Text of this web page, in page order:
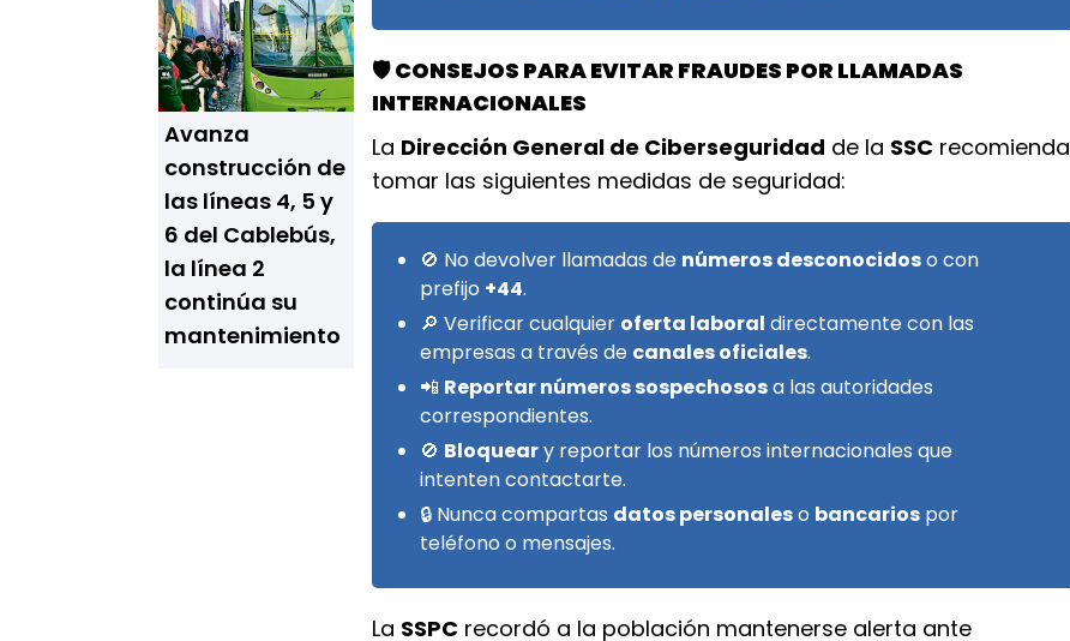
Avanza
construcción de
las líneas 4, 5 y
6 del Cablebús,
la línea 2
continúa su
mantenimiento
🛡️CONSEJOS PARA EVITAR FRAUDES POR LLAMADAS
INTERNACIONALES
La Dirección General de Ciberseguridad de la SSC recomienda
tomar las siguientes medidas de seguridad:
🚫 No devolver llamadas de números desconocidoso con
prefijo +44.
🔎 Verificar cualquier oferta laboral directamente con las
empresas a través de canales oficiales.
📲 Reportar números sospechososa las autoridades
correspondientes.
🚫 Bloqueary reportar los números internacionales que
intenten contactarte.
🔒 Nunca compartas datos personaleso bancarios por
teléfono o mensajes.
La SSPC recordó a la población mantenerse alerta ante